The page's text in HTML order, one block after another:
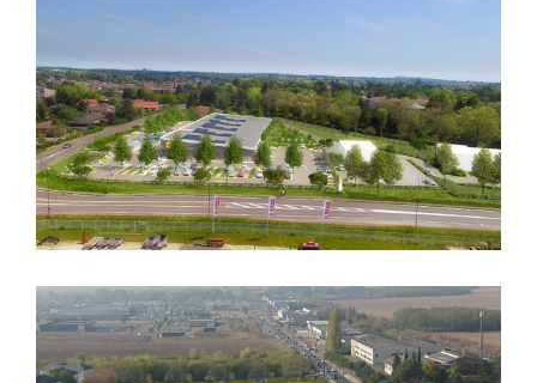
CREATION D’UN SUPERMARCHE «
LIDL » + M.S.